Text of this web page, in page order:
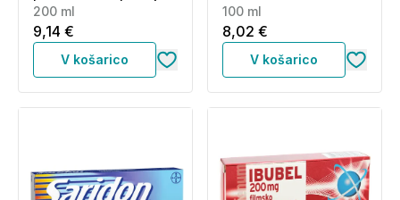
(200 ml)
200 ml
9,14 €
V košarico
100 ml
8,02 €
V košarico